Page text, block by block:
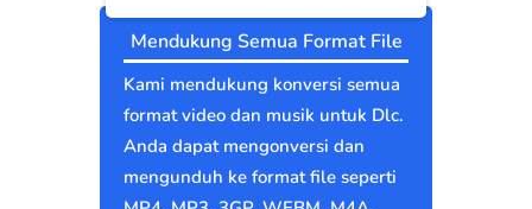
Mendukung Semua Format File
Kami mendukung konversi semua
format video dan musik untuk Dlc.
Anda dapat mengonversi dan
mengunduh ke format file seperti